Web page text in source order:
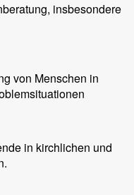
insbesondere
von Menschen in
in kirchlichen und